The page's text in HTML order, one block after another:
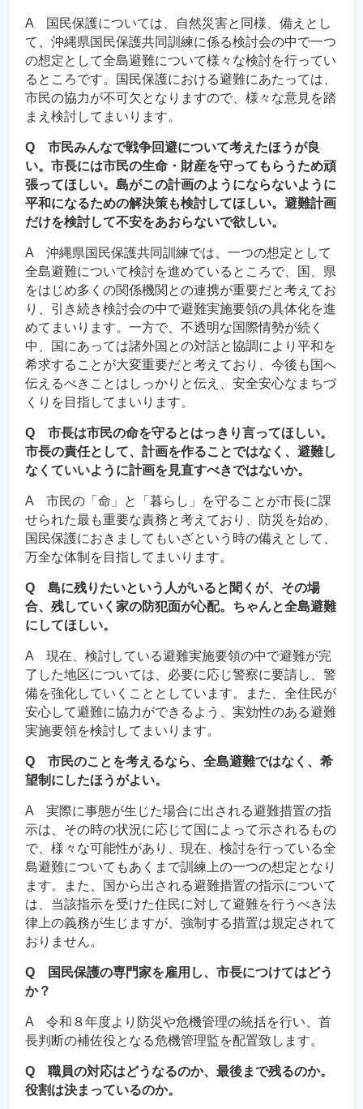
A 国民保護については、自然災害と同様、備えとし
て、沖縄県国民保護共同訓練に係る検討会の中で一つ
の想定として全島避難について様々な検討を行ってい
るところです。国民保護における避難にあたっては、
市民の協力が不可欠となりますので、様々な意見を踏
まえ検討してまいります。
Q 市民みんなで戦争回避について考えたほうが良
い。市長には市民の生命・財産を守ってもらうため頑
張ってほしい。島がこの計画のようにならないように
平和になるための解決策も検討してほしい。避難計画
だけを検討して不安をあおらないで欲しい。
A 沖縄県国民保護共同訓練では、一つの想定として
全島避難について検討を進めているところで、国、県
をはじめ多くの関係機関との連携が重要だと考えてお
り、引き続き検討会の中で避難実施要領の具体化を進
めてまいります。一方で、不透明な国際情勢が続く
中、国にあっては諸外国との対話と協調により平和を
希求することが大変重要だと考えており、今後も国へ
伝えるべきことはしっかりと伝え、安全安心なまちづ
くりを目指してまいります。
Q 市長は市民の命を守るとはっきり言ってほしい。
市長の責任として、計画を作ることではなく、避難し
なくていいように計画を見直すべきではないか。
A 市民の「命」と「暮らし」を守ることが市長に課
せられた最も重要な責務と考えており、防災を始め、
国民保護におきましてもいざという時の備えとして、
万全な体制を目指してまいります。
Q 島に残りたいという人がいると聞くが、その場
合、残していく家の防犯面が心配。ちゃんと全島避難
にしてほしい。
A 現在、検討している避難実施要領の中で避難が完
了した地区については、必要に応じ警察に要請し、警
備を強化していくこととしています。また、全住民が
安心して避難に協力ができるよう、実効性のある避難
実施要領を検討してまいります。
Q 市民のことを考えるなら、全島避難ではなく、希
望制にしたほうがよい。
A 実際に事態が生じた場合に出される避難措置の指
示は、その時の状況に応じて国によって示されるもの
で、様々な可能性があり、現在、検討を行っている全
島避難についてもあくまで訓練上の一つの想定となり
ます。また、国から出される避難措置の指示について
は、当該指示を受けた住民に対して避難を行うべき法
律上の義務が生じますが、強制する措置は規定されて
おりません。
Q 国民保護の専門家を雇用し、市長につけてはどう
か？
A 令和８年度より防災や危機管理の統括を行い、首
長判断の補佐役となる危機管理監を配置致します。
Q 職員の対応はどうなるのか、最後まで残るのか。
役割は決まっているのか。